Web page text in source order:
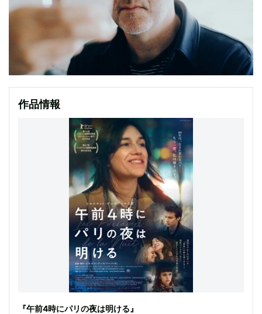
作品情報
『午前4時にパリの夜は明ける』